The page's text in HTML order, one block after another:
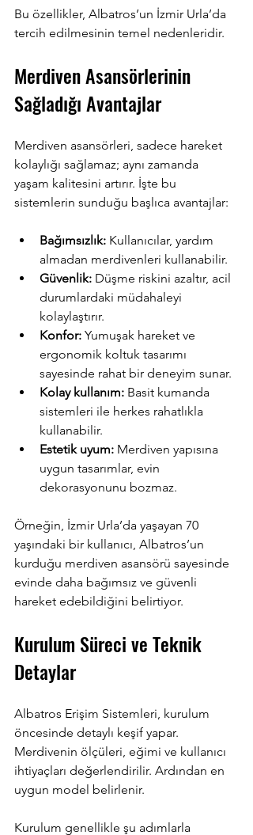
Bu özellikler, Albatros’un İzmir Urla’da
tercih edilmesinin temel nedenleridir.
Merdiven Asansörlerinin
Sağladığı Avantajlar
Merdiven asansörleri, sadece hareket
kolaylığı sağlamaz; aynı zamanda
yaşam kalitesini artırır. İşte bu
sistemlerin sunduğu başlıca avantajlar:
Bağımsızlık: Kullanıcılar, yardım
almadan merdivenleri kullanabilir.
Güvenlik: Düşme riskini azaltır, acil
durumlardaki müdahaleyi
kolaylaştırır.
Konfor: Yumuşak hareket ve
ergonomik koltuk tasarımı
sayesinde rahat bir deneyim sunar.
Kolay kullanım: Basit kumanda
sistemleri ile herkes rahatlıkla
kullanabilir.
Estetik uyum: Merdiven yapısına
uygun tasarımlar, evin
dekorasyonunu bozmaz.
Örneğin, İzmir Urla’da yaşayan 70
yaşındaki bir kullanıcı, Albatros’un
kurduğu merdiven asansörü sayesinde
evinde daha bağımsız ve güvenli
hareket edebildiğini belirtiyor.
Kurulum Süreci ve Teknik
Detaylar
Albatros Erişim Sistemleri, kurulum
öncesinde detaylı keşif yapar.
Merdivenin ölçüleri, eğimi ve kullanıcı
ihtiyaçları değerlendirilir. Ardından en
uygun model belirlenir.
Kurulum genellikle şu adımlarla